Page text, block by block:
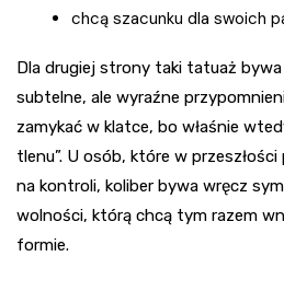
chcą szacunku dla swoich
Dla drugiej strony taki tatuaż
subtelne, ale wyraźne
zamykać w klatce, bo właśnie
tlenu”. U osób, które w
na kontroli, koliber bywa wręcz
wolności, którą chcą tym razem
formie.